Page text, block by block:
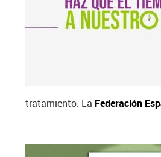
tratamiento. La Federación